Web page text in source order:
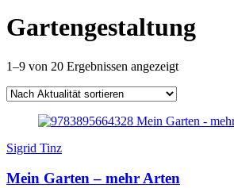
Gartengestaltung
1–9 von 20 Ergebnissen angezeigt
Sigrid Tinz
Mein Garten – mehr Arten